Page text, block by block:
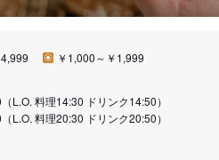
￥1,000～￥1,999
L.O. 料理14:30 ドリンク14:50）
L.O. 料理20:30 ドリンク20:50）